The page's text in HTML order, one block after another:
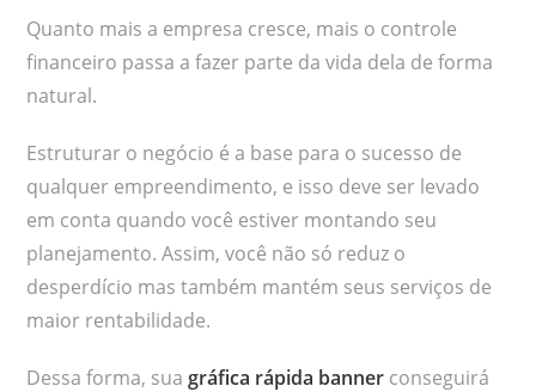
Quanto mais a empresa cresce, mais o controle
financeiro passa a fazer parte da vida dela de forma
natural.
Estruturar o negócio é a base para o sucesso de
qualquer empreendimento, e isso deve ser levado
em conta quando você estiver montando seu
planejamento. Assim, você não só reduz o
desperdício mas também mantém seus serviços de
maior rentabilidade.
Dessa forma, suagráfica rápida banner conseguirá